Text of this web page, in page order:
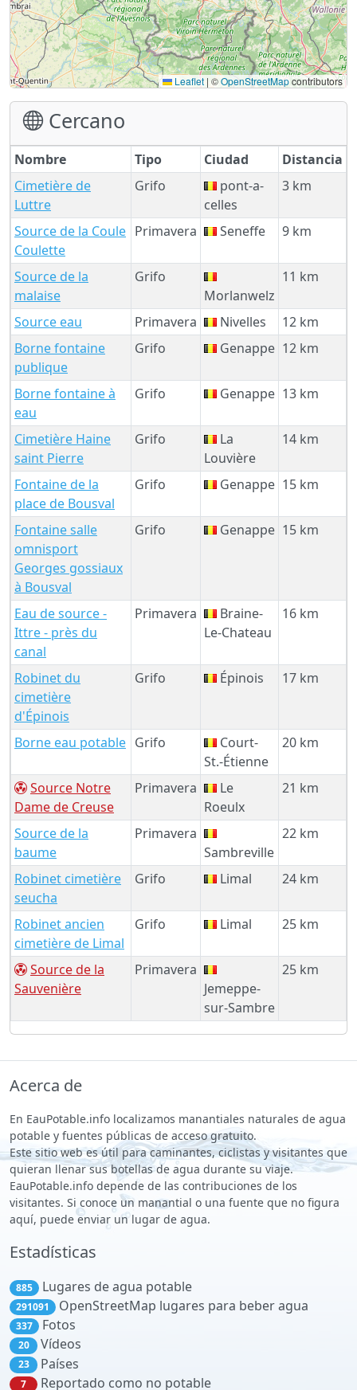
Leaflet | ©OpenStreetMapcontributors
Cercano
Nombre Tipo Ciudad
Distancia
Cimetière de
Luttre
Grifo
pont-a-
celles
3 km
Source de la Coule
Coulette
Primavera Seneffe 9 km
Source de la
malaise
Grifo
Morlanwelz
11 km
Source eau Primavera Nivelles
12 km
Borne fontaine
publique
Grifo Genappe 12 km
Borne fontaine à
eau
Grifo Genappe 13 km
Cimetière Haine
saint Pierre
Grifo
La
Louvière
14 km
Fontaine de la
place de Bousval
Grifo Genappe 15 km
Fontaine salle
omnisport
Georges gossiaux
à Bousval
Grifo Genappe 15 km
Eau de source -
Ittre - près du
canal
Primavera
Braine-
Le-Chateau
16 km
Robinet du
cimetière
d'Épinois
Grifo Épinois 17 km
Borne eau potable Grifo
Court-
St.-Étienne
20 km
Source Notre
Dame de Creuse
Primavera
Le
Roeulx
21 km
Source de la
baume
Primavera
Sambreville
22 km
Robinet cimetière
seucha
Grifo Limal 24 km
Robinet ancien
cimetière de Limal
Grifo Limal 25 km
Source de la
Sauvenière
Primavera
Jemeppe-
sur-Sambre
25 km
Acerca de
En EauPotable.info localizamos manantiales naturales de agua
potable y fuentes públicas de acceso gratuito.
Este sitio web es útil para caminantes, ciclistas y visitantes que
quieran llenar sus botellas de agua durante su viaje.
EauPotable.info depende de las contribuciones de los
visitantes. Si conoce un manantial o una fuente que no figura
aquí, puede enviar un lugar de agua.
Estadísticas
885 Lugares de agua potable
291091 OpenStreetMap lugares para beber agua
337 Fotos
20 Vídeos
23 Países
7 Reportado como no potable